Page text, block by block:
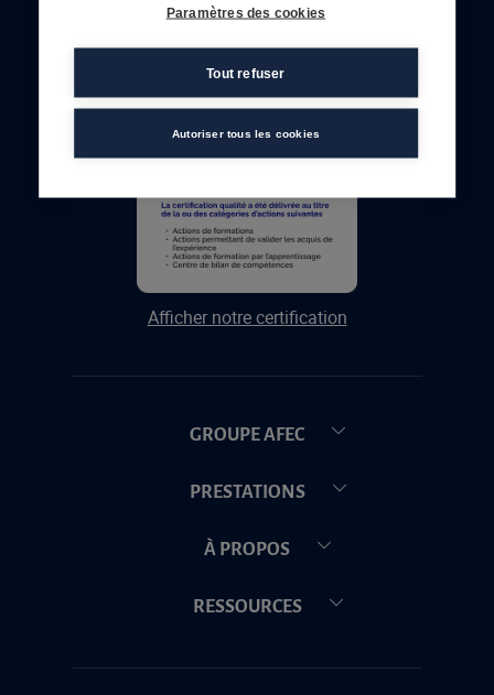
Afficher notre certification
GROUPE AFEC
PRESTATIONS
À PROPOS
RESSOURCES
Paramètres des cookies
Tout refuser
Autoriser tous les cookies